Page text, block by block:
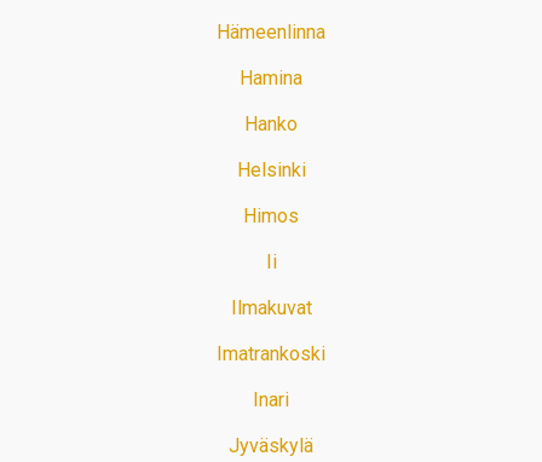
Hämeenlinna
Hamina
Hanko
Helsinki
Himos
Ii
Ilmakuvat
Imatrankoski
Inari
Jyväskylä